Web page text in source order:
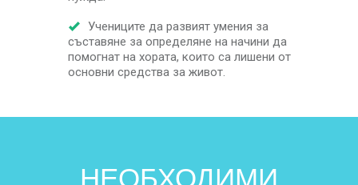
Учениците да развият умения за
съставяне за определяне на начини да
помогнат на хората, които са лишени от
основни средства за живот.
НЕОБХОДИМИ